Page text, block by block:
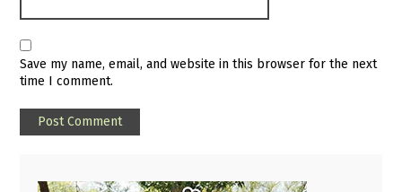
Save my name, email, and website in this browser for the next
time I comment.